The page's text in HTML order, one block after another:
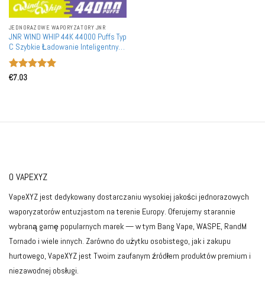
JEDNORAZOWE WAPORYZATORY JNR
JNR WIND WHIP 44K 44000 Puffs Typ
C Szybkie Ładowanie Inteligentny
Ekran Akumulatorowy Jednorazowy
Waporyzator Hurtownia Zakup
Luzem
Oceniono
€7.03
O VAPEXYZ
VapeXYZ jest dedykowany dostarczaniu wysokiej jakości jednorazowych
waporyzatorów entuzjastom na terenie Europy. Oferujemy starannie
wybraną gamę popularnych marek — w tym Bang Vape, WASPE, RandM
Tornado i wiele innych. Zarówno do użytku osobistego, jak i zakupu
hurtowego, VapeXYZ jest Twoim zaufanym źródłem produktów premium i
niezawodnej obsługi.